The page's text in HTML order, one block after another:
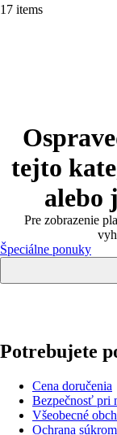
17 items
tejto
alebo
Pre zobrazenie
Špeciálne ponuky
Potrebujete
Cena doručenia
Bezpečnosť pri
Všeobecné
Ochrana